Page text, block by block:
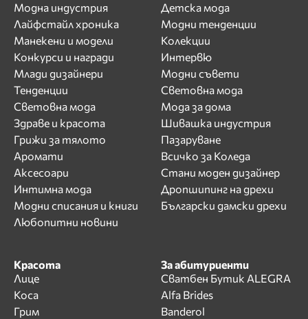
Модна индустрия
Лайфстайл хроника
Манекени и модели
Конкурси и награди
Млади дизайнери
Тенденции
Световна мода
Здраве и красота
Грижи за тялото
Аромати
Аксесоари
Интимна мода
Модни списания и книги
Любопитни новини
Детска мода
Модни тенденции
Колекции
Интервю
Модни съвети
Световна мода
Мода за дома
Шивашка индустрия
Пазаруване
Всичко за Коледа
Стани моден дизайнер
Дропшипинг на дрехи
Български дамски дрехи
Красота
Лице
Коса
Грим
За абитуриенти
Сватбен Бутик ALEGRA
Alfa Brides
Banderol